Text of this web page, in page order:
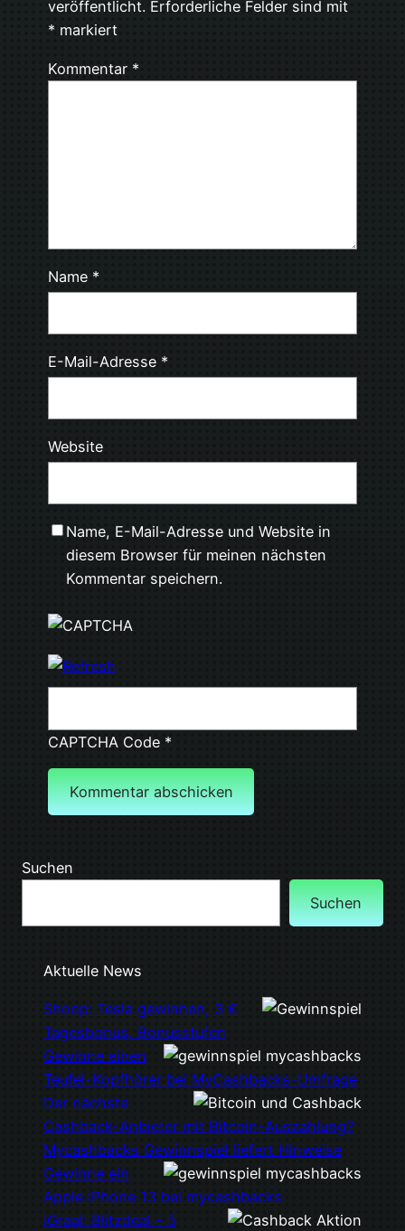
veröffentlicht. Erforderliche Felder sind mit
* markiert
Kommentar *
Name *
E-Mail-Adresse *
Website
Name, E-Mail-Adresse und Website in
diesem Browser für meinen nächsten
Kommentar speichern.
CAPTCHA Code*
Suchen
Suchen
Aktuelle News
Shoop: Tesla gewinnen, 3 €
Tagesbonus, Bonusstufen
Gewinne einen
Teufel-Kopfhörer bei MyCashbacks-Umfrage
Der nächste
Cashback-Anbieter mit Bitcoin-Auszahlung?
Mycashbacks Gewinnspiel liefert Hinweise
Gewinne ein
Apple iPhone 13 bei mycashbacks
iGraal: Blitzdeal – 5